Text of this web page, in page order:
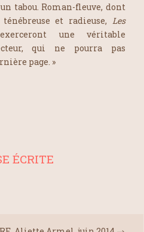
tabou. Roman-fleuve, dont
et radieuse,
Les
une véritable
qui ne pourra pas
page. »
ÉCRITE